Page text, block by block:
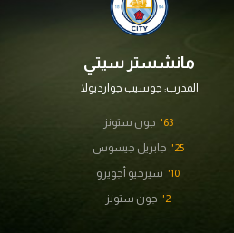
الوطن العربيمانشستر سيتي
المدرب: جوسيب جوارديولا
63'
جون ستونز
25'
جابريل جيسوس
10'
سيرخيو أجويرو
2'
جون ستونز